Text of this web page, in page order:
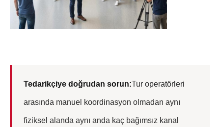
Tedarikçiye doğrudan sorun:Tur operatörleri
arasında manuel koordinasyon olmadan aynı
fiziksel alanda aynı anda kaç bağımsız kanal